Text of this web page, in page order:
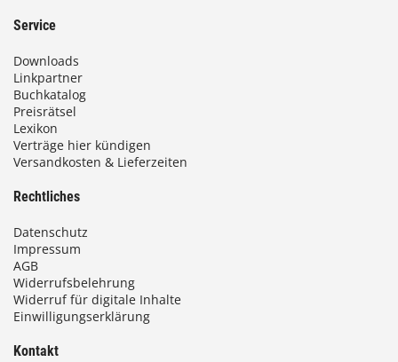
Service
Downloads
Linkpartner
Buchkatalog
Preisrätsel
Lexikon
Verträge hier kündigen
Versandkosten & Lieferzeiten
Rechtliches
Datenschutz
Impressum
AGB
Widerrufsbelehrung
Widerruf für digitale Inhalte
Einwilligungserklärung
Kontakt